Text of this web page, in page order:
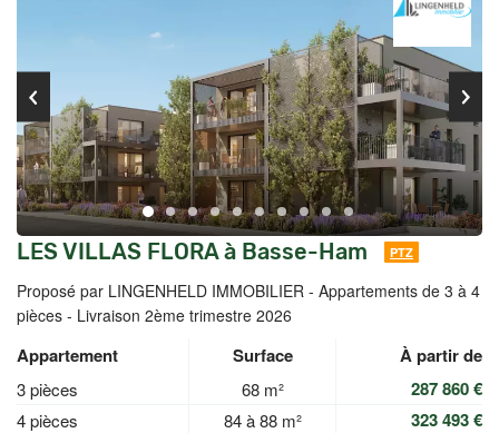
LES VILLAS FLORA à Basse-Ham PTZ
Proposé par LINGENHELD IMMOBILIER - Appartements de 3 à 4
pièces - Livraison 2ème trimestre 2026
Appartement Surface À partir de
3 pièces 68 m² 287 860 €
4 pièces 84 à 88 m²
323 493 €